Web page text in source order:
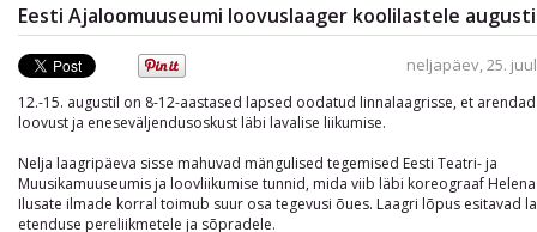
Eesti Ajaloomuuseumi loovuslaager koolilastele
neljapäev, 25.
12.-15. augustil on 8-12-aastased lapsed oodatud linnalaagrisse, et
loovust ja eneseväljendusoskust läbi lavalise liikumise.
Nelja laagripäeva sisse mahuvad mängulised tegemised Eesti Teatri- ja
Muusikamuuseumis ja loovliikumise tunnid, mida viib läbi koreograaf Helena
Ilusate ilmade korral toimub suur osa tegevusi õues. Laagri lõpus esitavad
etenduse pereliikmetele ja sõpradele.